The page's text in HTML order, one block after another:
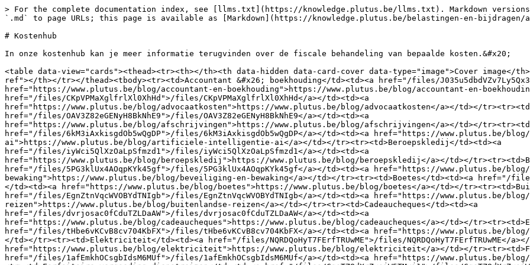
> For the complete documentation index, see [llms.txt](https://knowledge.plutus.be/llms.txt). Markdown versions of documentation pages are available by appending `.md` to page URLs; this page is available as [Markdown](https://knowledge.plutus.be/belastingen-en-bijdragen/aftrekbaarheid-kosten-en-btw/kostenhub.md).

# Kostenhub

In onze kostenhub kan je meer informatie terugvinden over de fiscale behandeling van bepaalde kosten.&#x20;

<table data-view="cards"><thead><tr><th></th><th data-hidden data-card-cover data-type="image">Cover image</th><th data-hidden data-card-target data-type="content-ref"></th></tr></thead><tbody><tr><td>Accountant &#x26; boekhouding</td><td><a href="/files/J035u5dbdVZv7Ly5Qx3a">/files/J035u5dbdVZv7Ly5Qx3a</a></td><td><a href="https://www.plutus.be/blog/accountant-en-boekhouding">https://www.plutus.be/blog/accountant-en-boekhouding</a></td></tr><tr><td>Advocaatkosten</td><td><a href="/files/CKpVPMaXglfrlXl0XhHd">/files/CKpVPMaXglfrlXl0XhHd</a></td><td><a href="https://www.plutus.be/blog/advocaatkosten">https://www.plutus.be/blog/advocaatkosten</a></td></tr><tr><td>Afschrijvingen</td><td><a href="/files/OAV3Z82eGENyH8BkNhE9">/files/OAV3Z82eGENyH8BkNhE9</a></td><td><a href="https://www.plutus.be/blog/afschrijvingen">https://www.plutus.be/blog/afschrijvingen</a></td></tr><tr><td>Artificiële intelligentie (AI)</td><td><a href="/files/6kM3iAxkisgdOb5wQgDP">/files/6kM3iAxkisgdOb5wQgDP</a></td><td><a href="https://www.plutus.be/blog/artificiele-intelligentie-ai">https://www.plutus.be/blog/artificiele-intelligentie-ai</a></td></tr><tr><td>Beroepskledij</td><td><a href="/files/iyWci5QlXzOaLpSfmzd1">/files/iyWci5QlXzOaLpSfmzd1</a></td><td><a href="https://www.plutus.be/blog/beroepskledij">https://www.plutus.be/blog/beroepskledij</a></td></tr><tr><td>Beveiliging &#x26; bewaking</td><td><a href="/files/5PG3klUx4AOqpKYk45gf">/files/5PG3klUx4AOqpKYk45gf</a></td><td><a href="https://www.plutus.be/blog/beveiliging-en-bewaking">https://www.plutus.be/blog/beveiliging-en-bewaking</a></td></tr><tr><td>Boetes</td><td><a href="/files/Tw4RAZPEjYzJDU5NPs88">/files/Tw4RAZPEjYzJDU5NPs88</a></td><td><a href="https://www.plutus.be/blog/boetes">https://www.plutus.be/blog/boetes</a></td></tr><tr><td>Buitenlandse reizen</td><td><a href="/files/EgnZtnVqcWVOBYdTNIgb">/files/EgnZtnVqcWVOBYdTNIgb</a></td><td><a href="https://www.plutus.be/blog/buitenlandse-reizen">https://www.plutus.be/blog/buitenlandse-reizen</a></td></tr><tr><td>Cadeaucheques</td><td><a href="/files/dvrjosac0fCduTZLDaAW">/files/dvrjosac0fCduTZLDaAW</a></td><td><a href="https://www.plutus.be/blog/cadeaucheques">https://www.plutus.be/blog/cadeaucheques</a></td></tr><tr><td>Ecocheques</td><td><a href="/files/tHbe6vKCvB8cv704KbFX">/files/tHbe6vKCvB8cv704KbFX</a></td><td><a href="https://www.plutus.be/blog/ecocheques">https://www.plutus.be/blog/ecocheques</a></td></tr><tr><td>Elektriciteit</td><td><a href="/files/NQRDQoHyT7FErfTRUwME">/files/NQRDQoHyT7FErfTRUwME</a></td><td><a href="https://www.plutus.be/blog/elektriciteit">https://www.plutus.be/blog/elektriciteit</a></td></tr><tr><td>Fiets &#x26; toebehoren</td><td><a href="/files/1afEmkhOCsgbIdsM6MUf">/files/1afEmkhOCsgbIdsM6MUf</a></td><td><a href="https://www.plutus.be/blog/fiets">https://www.plutus.be/blog/fiets</a></td></tr><tr><td>Forfaitaire vergoeding dienstreizen</td><td><a href="/files/CgeTZ8dXrZyojW5TMxj1">/files/CgeTZ8dXrZyojW5TMxj1</a></td><td><a href="https://www.plutus.be/blog/vergoeding-dienstreizen">https://www.plutus.be/blog/vergoeding-dienstreizen</a></td></tr><tr><td>Huur home office</td><td><a href="/files/YUSUiIElgXP2jKn8Ccjj">/files/YUSUiIElgXP2jKn8Ccjj</a></td><td><a href="https://www.plutus.be/blog/huur-home-office">https://www.plutus.be/blog/huur-home-office</a></td></tr><tr><td>Internetabonnement</td><td><a href="/files/xvSvixctgmMIEK0IOXEY">/files/xvSvixctgmMIEK0IOXEY</a></td><td><a href="https://www.plutus.be/blog/internet">https://www.plutus.be/blog/internet</a></td></tr><tr><td>Kilometervergoeding</td><td><a href="/files/Vc2DBO1hBe6BhFnaEsi5">/files/Vc2DBO1hBe6BhFnaEsi5</a></td><td><a href="https://www.plutus.be/blog/kilometervergoeding">https://www.plutus.be/blog/kilometervergoeding</a></td></tr><tr><td>Lichte vrachtwagen</td><td><a href="/files/3IPtec6oASFar5NKLIfZ">/files/3IPtec6oASFar5NKLIfZ</a></td><td><a href="https://www.plutus.be/blog/lichte-vrachtwagen">https://www.plutus.be/blog/lichte-vrachtwagen</a></td></tr><tr><td>Loon bedrijfsleider</td><td><a href="/files/Js8a0gPXMkaenNQjgVXp">/files/Js8a0gPXMkaenNQjgVXp</a></td><td><a href="https://www.plutus.be/blog/bedrijfsleidersloon">https://www.plutus.be/blog/bedrijfsleidersloon</a></td></tr><tr><td>Maaltijdcheques</td><td><a href="/files/YpfHwMzutf3G6z2LnTQc">/files/YpfHwMzutf3G6z2LnTQc</a></td><td><a href="https://www.plutus.be/blog/maaltijdcheques">https://www.plutus.be/blog/maaltijdcheques</a></td></tr><tr><td>Motor &#x26; toebehoren</td><td><a href="/files/Xw1mjW6yPx38xhc8TQnP">/files/Xw1mjW6yPx38xhc8TQnP</a></td><td><a href="https://www.plutus.be/blog/motor">https://www.plutus.be/blog/motor</a></td></tr><tr><td>Muziek &#x26; streaming</td><td><a href="/files/k4ONGIQVcjREjNnNZmFx">/files/k4ONGIQVcjREjNnNZmFx</a></td><td><a href="https://www.plutus.be/blog/muziek-en-streaming">https://www.plutus.be/blog/muziek-en-streaming</a></td></tr><tr><td>Onthaalkosten</td><td><a href="/files/mtM8kdryk8zd2x3qsFkB">/files/mtM8kdryk8zd2x3qsFkB</a></td><td><a href="https://www.plutus.be/blog/onthaal-receptie">https://www.plutus.be/blog/onthaal-receptie</a></td></tr><tr><td>Opleidingen</td><td><a href="/files/pfBTLgGIF1Gi4OJceRvS">/files/pfBTLgGIF1Gi4OJceRvS</a></td><td><a href="https://www.plutus.be/blog/opleidingen">https://www.plutus.be/blog/opleidingen</a></td></tr><tr><td>Opstartkosten</td><td><a href="/files/TmFRe0RCyIq7i8yzyn4f">/files/TmFRe0RCyIq7i8yzyn4f</a></td><td><a href="https://www.plutus.be/blog/opstartkosten">https://www.plutus.be/blog/opstartkosten</a></td></tr><tr><td>PC &#x26; laptop</td><td><a href="/files/90ammqETpsUN3GGsufgf">/files/90ammqETpsUN3GGsufgf</a></td><td><a href="https://www.plutus.be/blog/pc-en-laptop">https://www.plutus.be/blog/pc-en-laptop</a></td></tr><tr><td>Personenwagen</td><td><a href="/files/HTmTdgeVRPrxA9OL5umd">/files/HTmTdgeVRPrxA9OL5umd</a></td><td><a href="https://www.plutus.be/blog/personenwagen">https://www.plutus.be/blog/personenwagen</a></td></tr><tr><td>Provinciebelasting</td><td><a href="/files/mbxUOd6tsIObNAa2quU9">/files/mbxUOd6tsIObNAa2quU9</a></td><td><a href="https://www.plutus.be/blog/provinciebelasting">https://www.plutus.be/blog/provinciebelasting</a></td></tr><tr><td>Reclame &#x26; marketing</td><td><a href="/files/UCxbBJKFdLu9QBJYxS6O">/files/UCxbBJKFdLu9QBJYxS6O</a></td><td><a href="https://www.plutus.be/